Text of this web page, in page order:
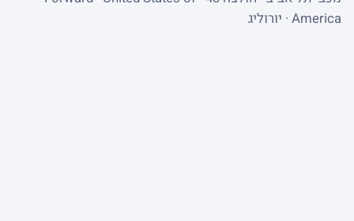
America · יורוליג